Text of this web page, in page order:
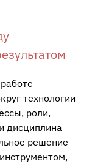
технологии
роли,
дисциплина
решение